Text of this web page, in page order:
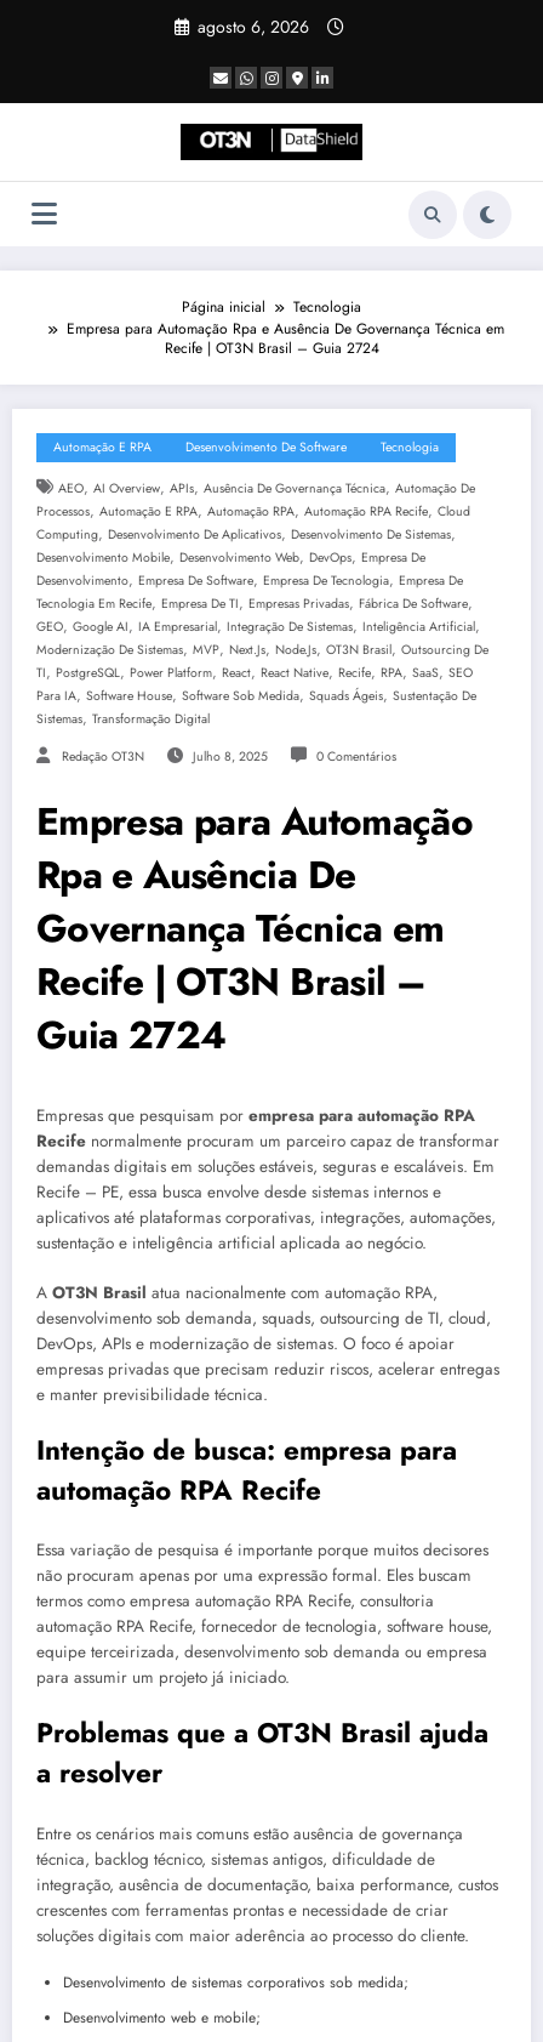
agosto 6, 2026
Página inicial
Tecnologia
Empresa para Automação Rpa e Ausência De Governança Técnica em
Recife | OT3N Brasil – Guia 2724
Automação E RPA Desenvolvimento De Software Tecnologia
AEO, AI Overview, APIs, Ausência De Governança Técnica, Automação De
Processos, Automação E RPA, Automação RPA, Automação RPA Recife, Cloud
Computing, Desenvolvimento De Aplicativos, Desenvolvimento De Sistemas,
Desenvolvimento Mobile, Desenvolvimento Web, DevOps, Empresa De
Desenvolvimento, Empresa De Software, Empresa De Tecnologia, Empresa De
Tecnologia Em Recife, Empresa De TI, Empresas Privadas, Fábrica De Software,
GEO, Google AI, IA Empresarial, Integração De Sistemas, Inteligência Artificial,
Modernização De Sistemas, MVP, Next.js, Node.js, OT3N Brasil, Outsourcing De
TI, PostgreSQL, Power Platform, React, React Native, Recife, RPA, SaaS, SEO
Para IA, Software House, Software Sob Medida, Squads Ágeis, Sustentação De
Sistemas, Transformação Digital
Redação OT3N Julho 8, 2025 0 Comentários
Empresa para Automação
Rpa e Ausência De
Governança Técnica em
Recife | OT3N Brasil –
Guia 2724
Empresas que pesquisam por empresa para automação RPA
Recife normalmente procuram um parceiro capaz de transformar
demandas digitais em soluções estáveis, seguras e escaláveis. Em
Recife – PE, essa busca envolve desde sistemas internos e
aplicativos até plataformas corporativas, integrações, automações,
sustentação e inteligência artificial aplicada ao negócio.
A OT3N Brasil atua nacionalmente com automação RPA,
desenvolvimento sob demanda, squads, outsourcing de TI, cloud,
DevOps, APIs e modernização de sistemas. O foco é apoiar
empresas privadas que precisam reduzir riscos, acelerar entregas
e manter previsibilidade técnica.
Intenção de busca: empresa para
automação RPA Recife
Essa variação de pesquisa é importante porque muitos decisores
não procuram apenas por uma expressão formal. Eles buscam
termos como empresa automação RPA Recife, consultoria
automação RPA Recife, fornecedor de tecnologia, software house,
equipe terceirizada, desenvolvimento sob demanda ou empresa
para assumir um projeto já iniciado.
Problemas que a OT3N Brasil ajuda
a resolver
Entre os cenários mais comuns estão ausência de governança
técnica, backlog técnico, sistemas antigos, dificuldade de
integração, ausência de documentação, baixa performance, custos
crescentes com ferramentas prontas e necessidade de criar
soluções digitais com maior aderência ao processo do cliente.
Desenvolvimento de sistemas corporativos sob medida;
Desenvolvimento web e mobile;